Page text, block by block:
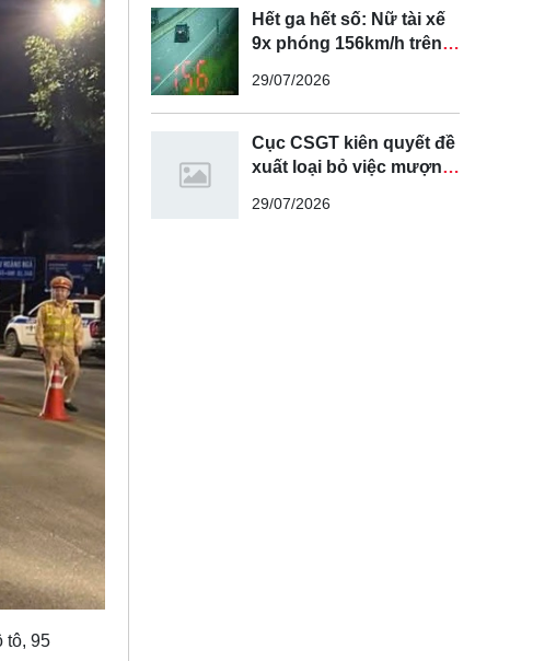
tô, 95
Hết ga hết số: Nữ tài xế
9x phóng 156km/h trên
29/07/2026
Cục CSGT kiên quyết đề
xuất loại bỏ việc mượn
để vượt xe
29/07/2026